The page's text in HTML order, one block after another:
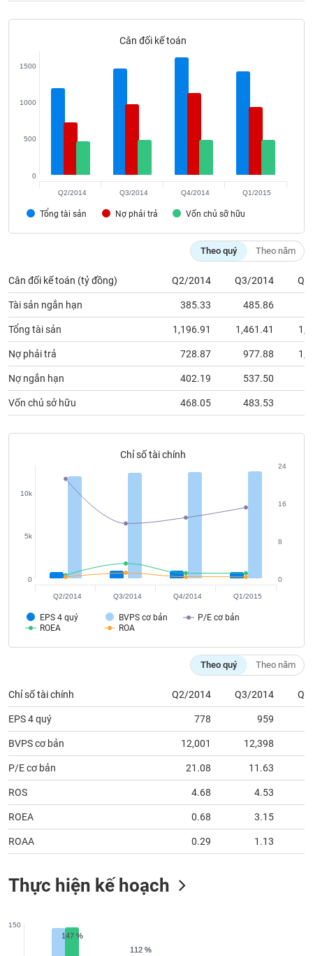
Cân đối kế toán
Tổng tài sản Nợ phải trả Vốn chủ sỡ hữu
0
500
1000
1500
Q2/2014 Q3/2014 Q4/2014 Q1/2015
Theo quý Theo năm
Cân đối kế toán (tỷ đồng) Q2/2014 Q3/2014
Tài sản ngắn hạn 385.33 485.86
Tổng tài sản 1,196.91 1,461.41
Nợ phải trả 728.87 977.88
Nợ ngắn hạn 402.19 537.50
Vốn chủ sở hữu 468.05 483.53
Chỉ số tài chính
EPS 4 quý BVPS cơ bản
P/E cơ bản
ROEA
ROA
0
5k
10k
0
8
16
24
Q2/2014 Q3/2014 Q4/2014 Q1/2015
Theo quý Theo năm
Chỉ số tài chính Q2/2014 Q3/2014
EPS 4 quý 778 959
BVPS cơ bản 12,001 12,398
P/E cơ bản 21.08 11.63
ROS 4.68 4.53
ROEA 0.68 3.15
ROAA 0.29 1.13
Thực hiện kế hoạch
147 %
147 %
112 %
112 %
150
tác
Báo
tích
ngữ
Dịch
vụ
(-)
Đào
tạo
Công
Truyền
Dữ
liệu
tài
chính